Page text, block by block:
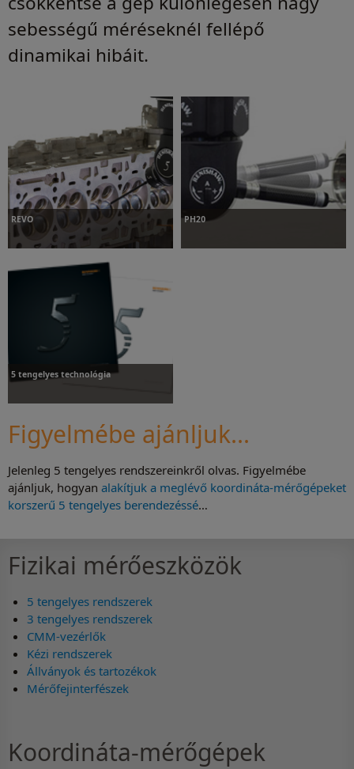
sebességű méréseknél fellépő
dinamikai hibáit.
REVO PH20
5 tengelyes technológia
5 tengelyes technológia
Figyelmébe ajánljuk...
Jelenleg 5 tengelyes rendszereinkről olvas. Figyelmébe
ajánljuk, hogyan alakítjuk a meglévő koordináta-mérőgépeket
korszerű 5 tengelyes berendezéssé…
Fizikai mérőeszközök
5 tengelyes rendszerek
3 tengelyes rendszerek
CMM-vezérlők
Kézi rendszerek
Állványok és tartozékok
Mérőfejinterfészek
Koordináta-mérőgépek